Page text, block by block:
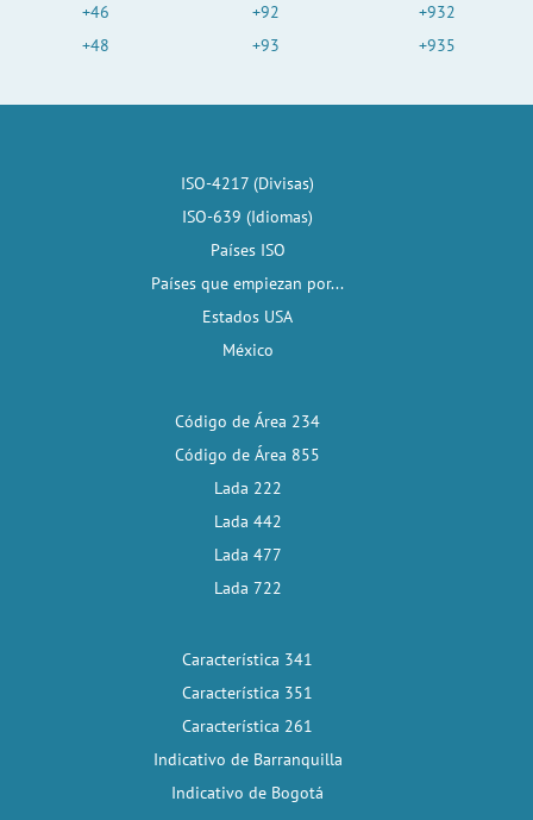
+46
+48
+92
+93
+932
+935
ISO-4217 (Divisas)
ISO-639 (Idiomas)
Países ISO
Países que empiezan por...
Estados USA
México
Código de Área 234
Código de Área 855
Lada 222
Lada 442
Lada 477
Lada 722
Característica 341
Característica 351
Característica 261
Indicativo de Barranquilla
Indicativo de Bogotá